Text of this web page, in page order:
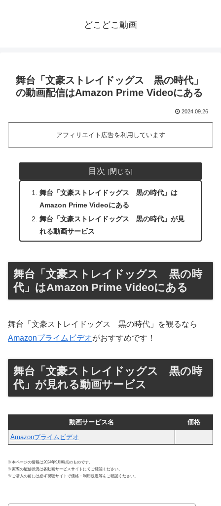
どこどこ動画
舞台「文豪ストレイドッグス 黒の時代」
の動画配信はAmazon Prime Videoにある
2024.09.26
アフィリエイト広告を利用しています
目次
舞台「文豪ストレイドッグス 黒の時代」は
Amazon Prime Videoにある
舞台「文豪ストレイドッグス 黒の時代」が見
れる動画サービス
舞台「文豪ストレイドッグス 黒の時
代」はAmazon Prime Videoにある
舞台「文豪ストレイドッグス 黒の時代」を観るなら
Amazonプライムビデオがおすすめです！
舞台「文豪ストレイドッグス 黒の時
代」が見れる動画サービス
動画サービス名
価格
Amazonプライムビデオ
※本ページの情報は2024年9月時点のものです。
※実際の配信状況は各動画サービスサイトにてご確認ください。
※ご購入の前には必ず視聴サイトで価格・利用規定等をご確認ください。